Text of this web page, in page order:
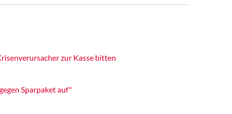
zur Kasse bitten
Sparpaket auf"